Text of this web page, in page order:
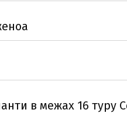
в межах 16 туру